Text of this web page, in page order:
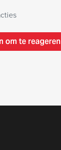
om te reageren